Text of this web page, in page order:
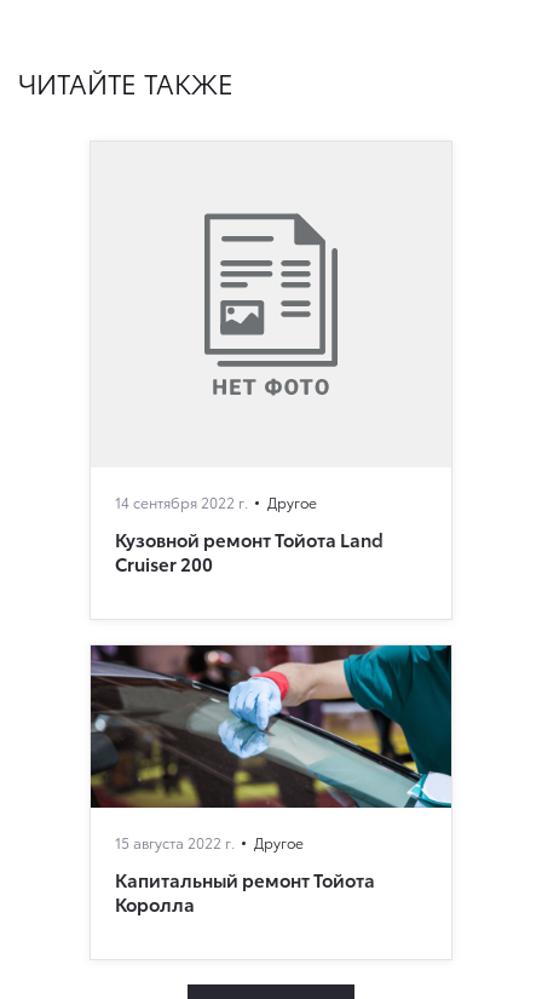
ЧИТАЙТЕ ТАКЖЕ
14 сентября 2022 г. Другое
Кузовной ремонт Тойота Land
Cruiser 200
15 августа 2022 г. Другое
Капитальный ремонт Тойота
Королла